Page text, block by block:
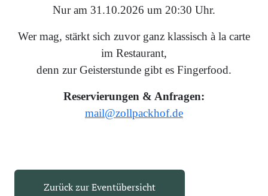
Nur am 31.10.2026 um 20:30 Uhr.
Wer mag, stärkt sich zuvor ganz klassisch à la carte
im Restaurant,
denn zur Geisterstunde gibt es Fingerfood.
Reservierungen & Anfragen:
mail@zollpackhof.de
Zurück zur Eventübersicht